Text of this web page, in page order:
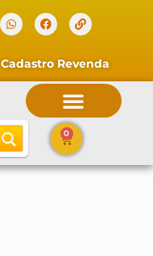
Cadastro Revenda
0